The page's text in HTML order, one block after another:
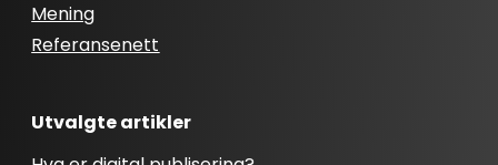
Mening
Referansenett
Utvalgte artikler